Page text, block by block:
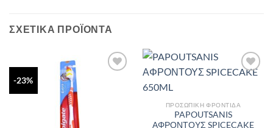
ΣΧΕΤΙΚΆ ΠΡΟΪΌΝΤΑ
-23%
ΠΡΟΣΩΠΙΚΉ ΦΡΟΝΤΊΔΑ
PAPOUTSANIS
ΑΦΡΟΝΤΟΥΣ SPICECAKE